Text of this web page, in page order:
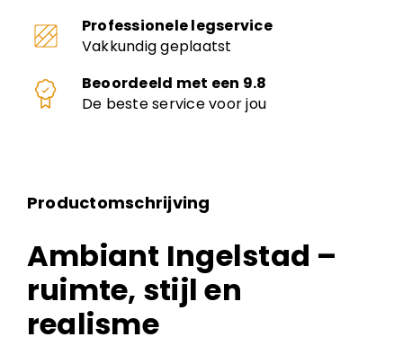
Professionele legservice
Vakkundig geplaatst
Beoordeeld met een 9.8
De beste service voor jou
Productomschrijving
Ambiant Ingelstad –
ruimte, stijl en
realisme